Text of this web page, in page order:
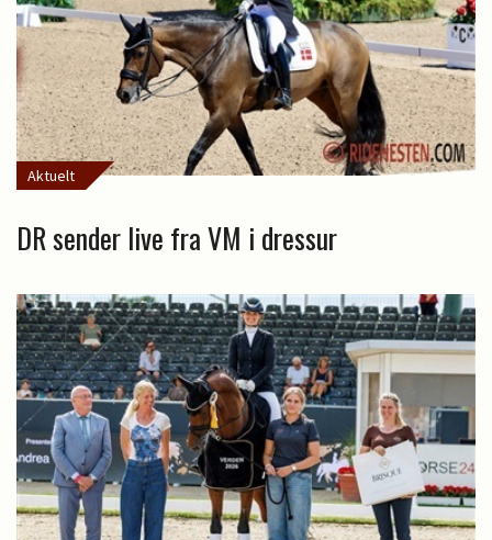
Aktuelt
DR sender live fra VM i dressur